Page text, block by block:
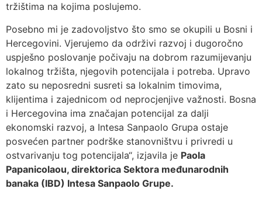
tržištima na kojima poslujemo.
Posebno mi je zadovoljstvo što smo se okupili u Bosni i
Hercegovini. Vjerujemo da održivi razvoj i dugoročno
uspješno poslovanje počivaju na dobrom razumijevanju
lokalnog tržišta, njegovih potencijala i potreba. Upravo
zato su neposredni susreti sa lokalnim timovima,
klijentima i zajednicom od neprocjenjive važnosti. Bosna
i Hercegovina ima značajan potencijal za dalji
ekonomski razvoj, a Intesa Sanpaolo Grupa ostaje
posvećen partner podrške stanovništvu i privredi u
ostvarivanju tog potencijala“, izjavila je Paola
Papanicolaou, direktorica Sektora međunarodnih
banaka (IBD) Intesa Sanpaolo Grupe.